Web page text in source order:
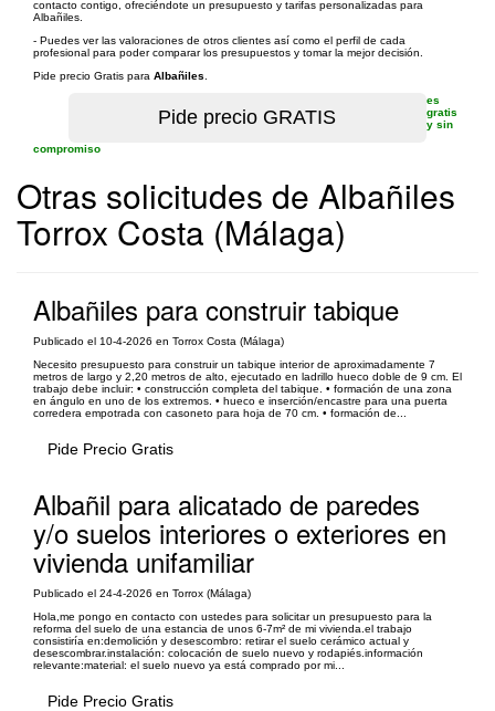
contacto contigo, ofreciéndote un presupuesto y tarifas personalizadas para
Albañiles.
- Puedes ver las valoraciones de otros clientes así como el perfil de cada
profesional para poder comparar los presupuestos y tomar la mejor decisión.
Pide precio Gratis para Albañiles
es
gratis
y sin
compromiso
Otras solicitudes de Albañiles
Torrox Costa (Málaga)
Albañiles para construir tabique
Publicado el 10-4-2026 en Torrox Costa (Málaga)
Necesito presupuesto para construir un tabique interior de aproximadamente 7
metros de largo y 2,20 metros de alto, ejecutado en ladrillo hueco doble de 9 cm. El
trabajo debe incluir: • construcción completa del tabique. • formación de una zona
en ángulo en uno de los extremos. • hueco e inserción/encastre para una puerta
corredera empotrada con casoneto para hoja de 70 cm. • formación de...
Pide Precio Gratis
Albañil para alicatado de paredes
y/o suelos interiores o exteriores en
vivienda unifamiliar
Publicado el 24-4-2026 en Torrox (Málaga)
Hola, ​me pongo en contacto con ustedes para solicitar un presupuesto para la
reforma del suelo de una estancia de unos 6-7m² de mi vivienda. ​el trabajo
consistiría en: ​demolición y desescombro: retirar el suelo cerámico actual y
desescombrar. ​instalación: colocación de suelo nuevo y rodapiés. ​información
relevante: ​material: el suelo nuevo ya está comprado por mi...
Pide Precio Gratis